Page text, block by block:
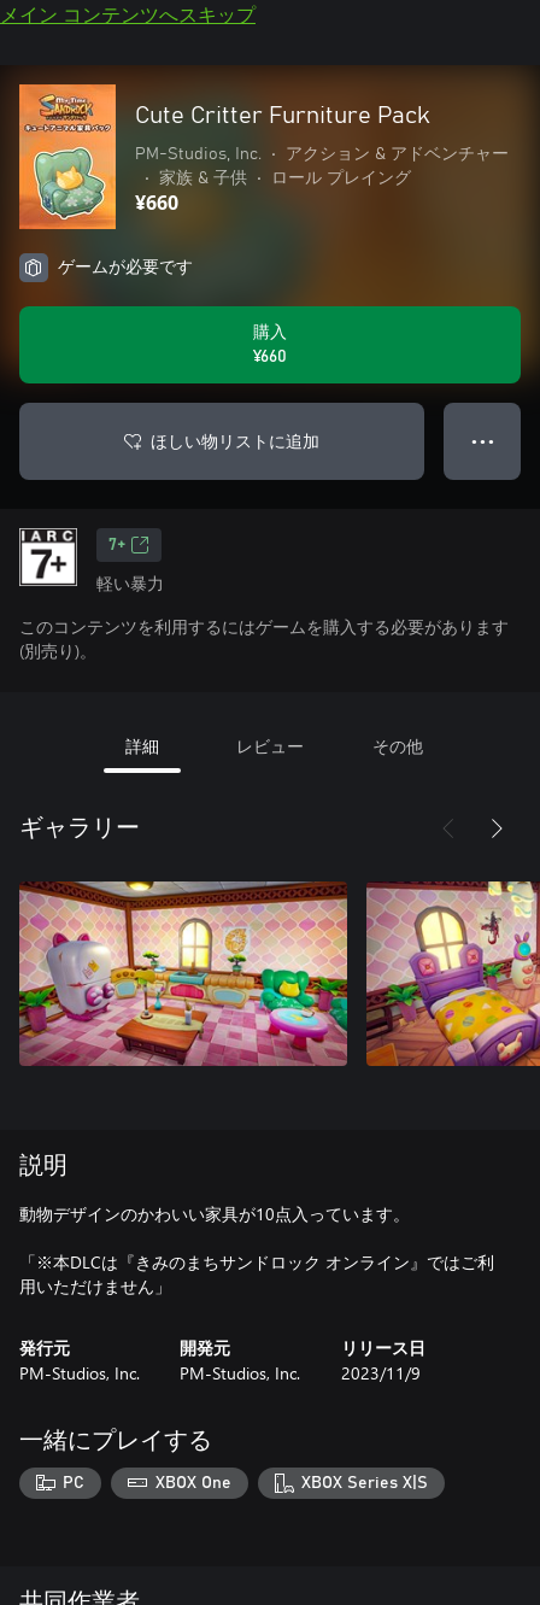
メイン コンテンツへスキップ
Cute Critter Furniture Pack
PM-Studios, Inc. •
アクション & アドベンチャー
•
家族 & 子供 • ロール プレイング
¥660
ゲームが必要です
購入
¥660
ほしい物リストに追加 ● ● ●
7+
軽い暴力
このコンテンツを利用するにはゲームを購入する必要があります
(別売り)。
詳細 レビュー その他
ギャラリー
説明
動物デザインのかわいい家具が10点入っています。
「※本DLCは『きみのまちサンドロック オンライン』ではご利
用いただけません」
発行元
PM-Studios, Inc.
開発元
PM-Studios, Inc.
リリース日
2023/11/9
一緒にプレイする
PC XBOX One XBOX Series X|S